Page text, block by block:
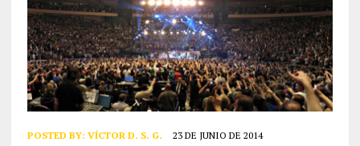
POSTED BY: VÍCTOR D. S. G. 23 DE JUNIO DE 2014